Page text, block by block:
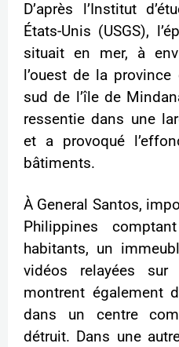
D’après l’Institut
États-Unis (USGS),
situait en mer, à
l’ouest de la
sud de l’île de
ressentie dans une
et a provoqué
bâtiments.
À General Santos,
Philippines
habitants, un
vidéos relayées sur
montrent également
dans un centre
détruit. Dans une